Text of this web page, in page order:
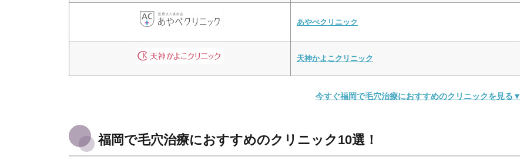
あやべクリニック
天神かよこクリニック
今すぐ福岡で毛穴治療におすすめのクリニックを見る▼
福岡で毛穴治療におすすめのクリニック10選！